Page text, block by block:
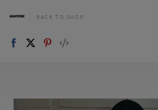
BACK TO SHOP